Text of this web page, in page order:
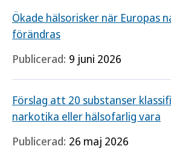
Ökade hälsorisker när Europas
förändras
Publicerad: 9 juni 2026
Förslag att 20 substanser
narkotika eller hälsofarlig vara
Publicerad: 26 maj 2026